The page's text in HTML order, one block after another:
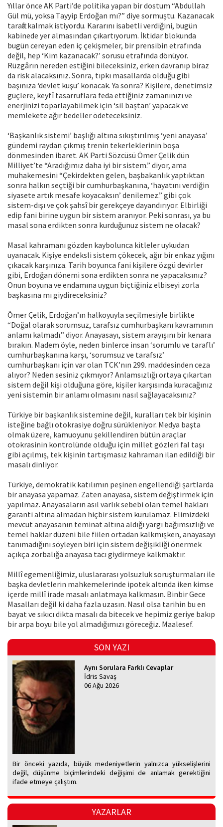
Yıllar önce AK Parti’de politika yapan bir dostum “Abdullah
Gül mü, yoksa Tayyip Erdoğan mı?” diye sormuştu. Kazanacak
tarafta kalmak istiyordu. Kararını isabetli verdiğini, bugün
kabinede yer almasından çıkartıyorum. İktidar blokunda
bugün cereyan eden iç çekişmeler, bir prensibin etrafında
değil, hep ‘Kim kazanacak?’ sorusu etrafında dönüyor.
Rüzgârın nereden estiğini bileceksiniz, erken davranıp biraz
da risk alacaksınız. Sonra, tıpkı masallarda olduğu gibi
başınıza ‘devlet kuşu’ konacak. Ya sonra? Kişilere, denetimsiz
güçlere, keyfî tasarruflara feda ettiğiniz zamanınızı ve
enerjinizi toparlayabilmek için ‘sil baştan’ yapacak ve
memlekete ağır bedeller ödeteceksiniz.
‘Başkanlık sistemi’ başlığı altına sıkıştırılmış ‘yeni anayasa’
gündemi raydan çıkmış trenin tekerleklerinin boşa
dönmesinden ibaret. AK Parti Sözcüsü Ömer Çelik dün
Milliyet’te “Aradığımız daha iyi bir sistem.” diyor, ama
muhakemesini “Çekirdekten gelen, başbakanlık yaptıktan
sonra halkın seçtiği bir cumhurbaşkanına, ‘hayatını verdiğin
siyasete artık mesafe koyacaksın’ denilemez.” gibi çok
sistem-dışı ve çok şahsî bir gerekçeye dayandırıyor. Elbirliği
edip fani birine uygun bir sistem aranıyor. Peki sonrası, ya bu
masal sona erdikten sonra kurduğunuz sistem ne olacak?
Masal kahramanı gözden kaybolunca kitleler uykudan
uyanacak. Kişiye endeksli sistem çökecek, ağır bir enkaz yığını
çıkacak karşınıza. Tarih boyunca fani kişilere özgü devirler
gibi, Erdoğan dönemi sona erdikten sonra ne yapacaksınız?
Onun boyuna ve endamına uygun biçtiğiniz elbiseyi zorla
başkasına mı giydireceksiniz?
Ömer Çelik, Erdoğan’ın halkoyuyla seçilmesiyle birlikte
“Doğal olarak sorumsuz, tarafsız cumhurbaşkanı kavramının
anlamı kalmadı.” diyor. Anayasayı, sistem arayışını bir kenara
bırakın. Madem öyle, neden binlerce insan ‘sorumlu ve taraflı’
cumhurbaşkanına karşı, ‘sorumsuz ve tarafsız’
cumhurbaşkanı için var olan TCK’nın 299. maddesinden ceza
alıyor? Neden sesiniz çıkmıyor? Anlamsızlığı ortaya çıkartan
sistem değil kişi olduğuna göre, kişiler karşısında kuracağınız
yeni sistemin bir anlamı olmasını nasıl sağlayacaksınız?
Türkiye bir başkanlık sistemine değil, kuralları tek bir kişinin
isteğine bağlı otokrasiye doğru sürükleniyor. Medya başta
olmak üzere, kamuoyunu şekillendiren bütün araçlar
otokrasinin kontrolünde olduğu için millet gözleri fal taşı
gibi açılmış, tek kişinin tartışmasız kahraman ilan edildiği bir
masalı dinliyor.
Türkiye, demokratik katılımın peşinen engellendiği şartlarda
bir anayasa yapamaz. Zaten anayasa, sistem değiştirmek için
yapılmaz. Anayasaların asıl varlık sebebi olan temel hakları
garanti altına almadan hiçbir sistem kurulamaz. Elimizdeki
mevcut anayasanın teminat altına aldığı yargı bağımsızlığı ve
temel haklar düzeni bile fiilen ortadan kalkmışken, anayasayı
tanımadığını söyleyen biri için sistem değişikliği önermek
açıkça zorbalığa anayasa tacı giydirmeye kalkmaktır.
Millî egemenliğimiz, uluslararası yolsuzluk soruşturmaları ile
başka devletlerin mahkemelerinde ipotek altında iken kimse
içerde millî irade masalı anlatmaya kalkmasın. Binbir Gece
Masalları değil ki daha fazla uzasın. Nasıl olsa tarihin bu en
bayat ve sıkıcı dikta masalı da bitecek ve hepimiz geriye bakıp
bir arpa boyu bile yol almadığımızı göreceğiz. Maalesef.
SON YAZI
Aynı Sorulara Farklı Cevaplar
İdris Savaş
06 Ağu 2026
Bir önceki yazıda, büyük medeniyetlerin yalnızca yükselişlerini
değil, düşünme biçimlerindeki değişimi de anlamak gerektiğini
ifade etmeye çalıştım.
YAZARLAR